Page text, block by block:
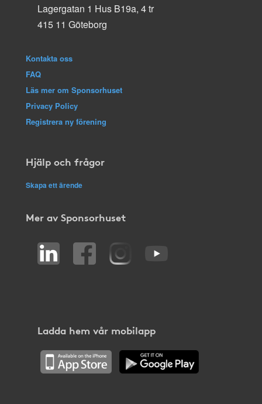
Lagergatan 1 Hus B19a, 4 tr
415 11 Göteborg
Kontakta oss
FAQ
Läs mer om Sponsorhuset
Privacy Policy
Registrera ny förening
Hjälp och frågor
Skapa ett ärende
Mer av Sponsorhuset
Ladda hem vår mobilapp